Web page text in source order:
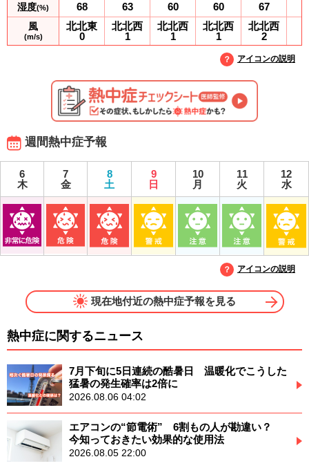
湿度(%)
風
(m/s)
68
北北東
0
63
北北西
1
60
北北西
1
60
北北西
1
67
北北西
2
アイコンの説明
週間熱中症予報
6
木
7
金
8
土
9
日
10
月
11
火
12
水
アイコンの説明
現在地付近の熱中症予報を見る
熱中症に関するニュース
7月下旬に5日連続の酷暑日 温暖化でこうした
猛暑の発生確率は2倍に
2026.08.06 04:02
エアコンの“節電術” 6割もの人が勘違い？
今知っておきたい効果的な使用法
2026.08.05 22:00